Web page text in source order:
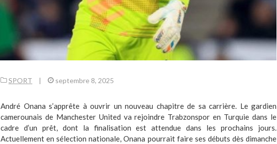
SPORT | septembre 8, 2025
André Onana s’apprête à ouvrir un nouveau chapitre de sa carrière. Le gardien
camerounais de Manchester United va rejoindre Trabzonspor en Turquie dans le
cadre d’un prêt, dont la finalisation est attendue dans les prochains jours.
Actuellement en sélection nationale, Onana pourrait faire ses débuts dès dimanche